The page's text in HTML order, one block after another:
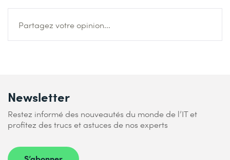
Partagez votre opinion...
Newsletter
Restez informé des nouveautés du monde de l’IT et
profitez des trucs et astuces de nos experts